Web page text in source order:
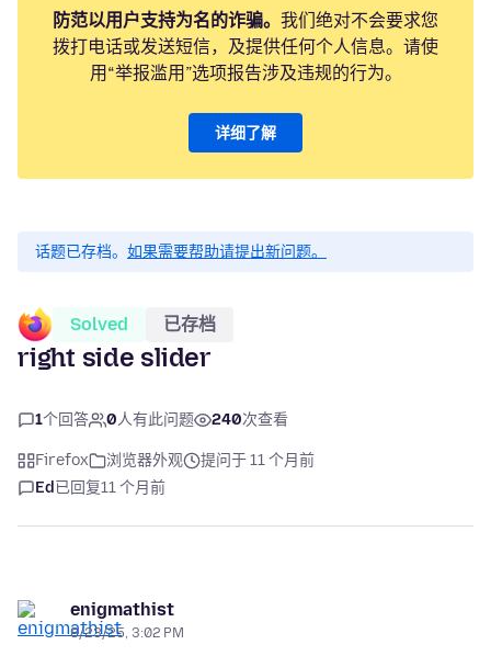
防范以用户支持为名的诈骗。 我们绝对不会要求您
拨打电话或发送短信，及提供任何个人信息。请使
用“举报滥用”选项报告涉及违规的行为。
详细了解
话题已存档。 如果需要帮助请提出新问题。
Solved 已存档
right side slider
1个回答 0人有此问题 240次查看
Firefox 浏览器外观
提问于 11 个月前
Ed已回复11 个月前
enigmathist
8/23/25, 3:02 PM